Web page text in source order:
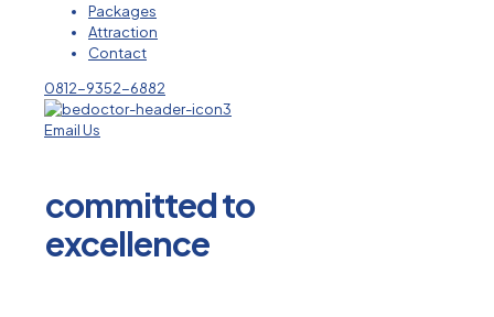
Packages
Attraction
Contact
0812-9352-6882
Email Us
committed to
excellence​